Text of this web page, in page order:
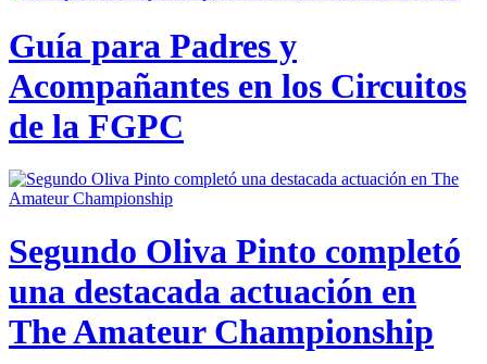
Guía para Padres y
Acompañantes en los Circuitos
de la FGPC
Segundo Oliva Pinto completó
una destacada actuación en
The Amateur Championship